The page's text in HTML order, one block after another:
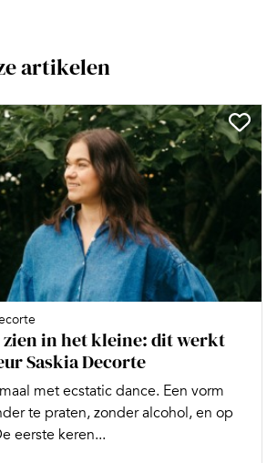
artikelen
zien in het kleine: dit werkt
Saskia Decorte
met ecstatic dance. Een vorm
te praten, zonder alcohol, en op
eerste keren...